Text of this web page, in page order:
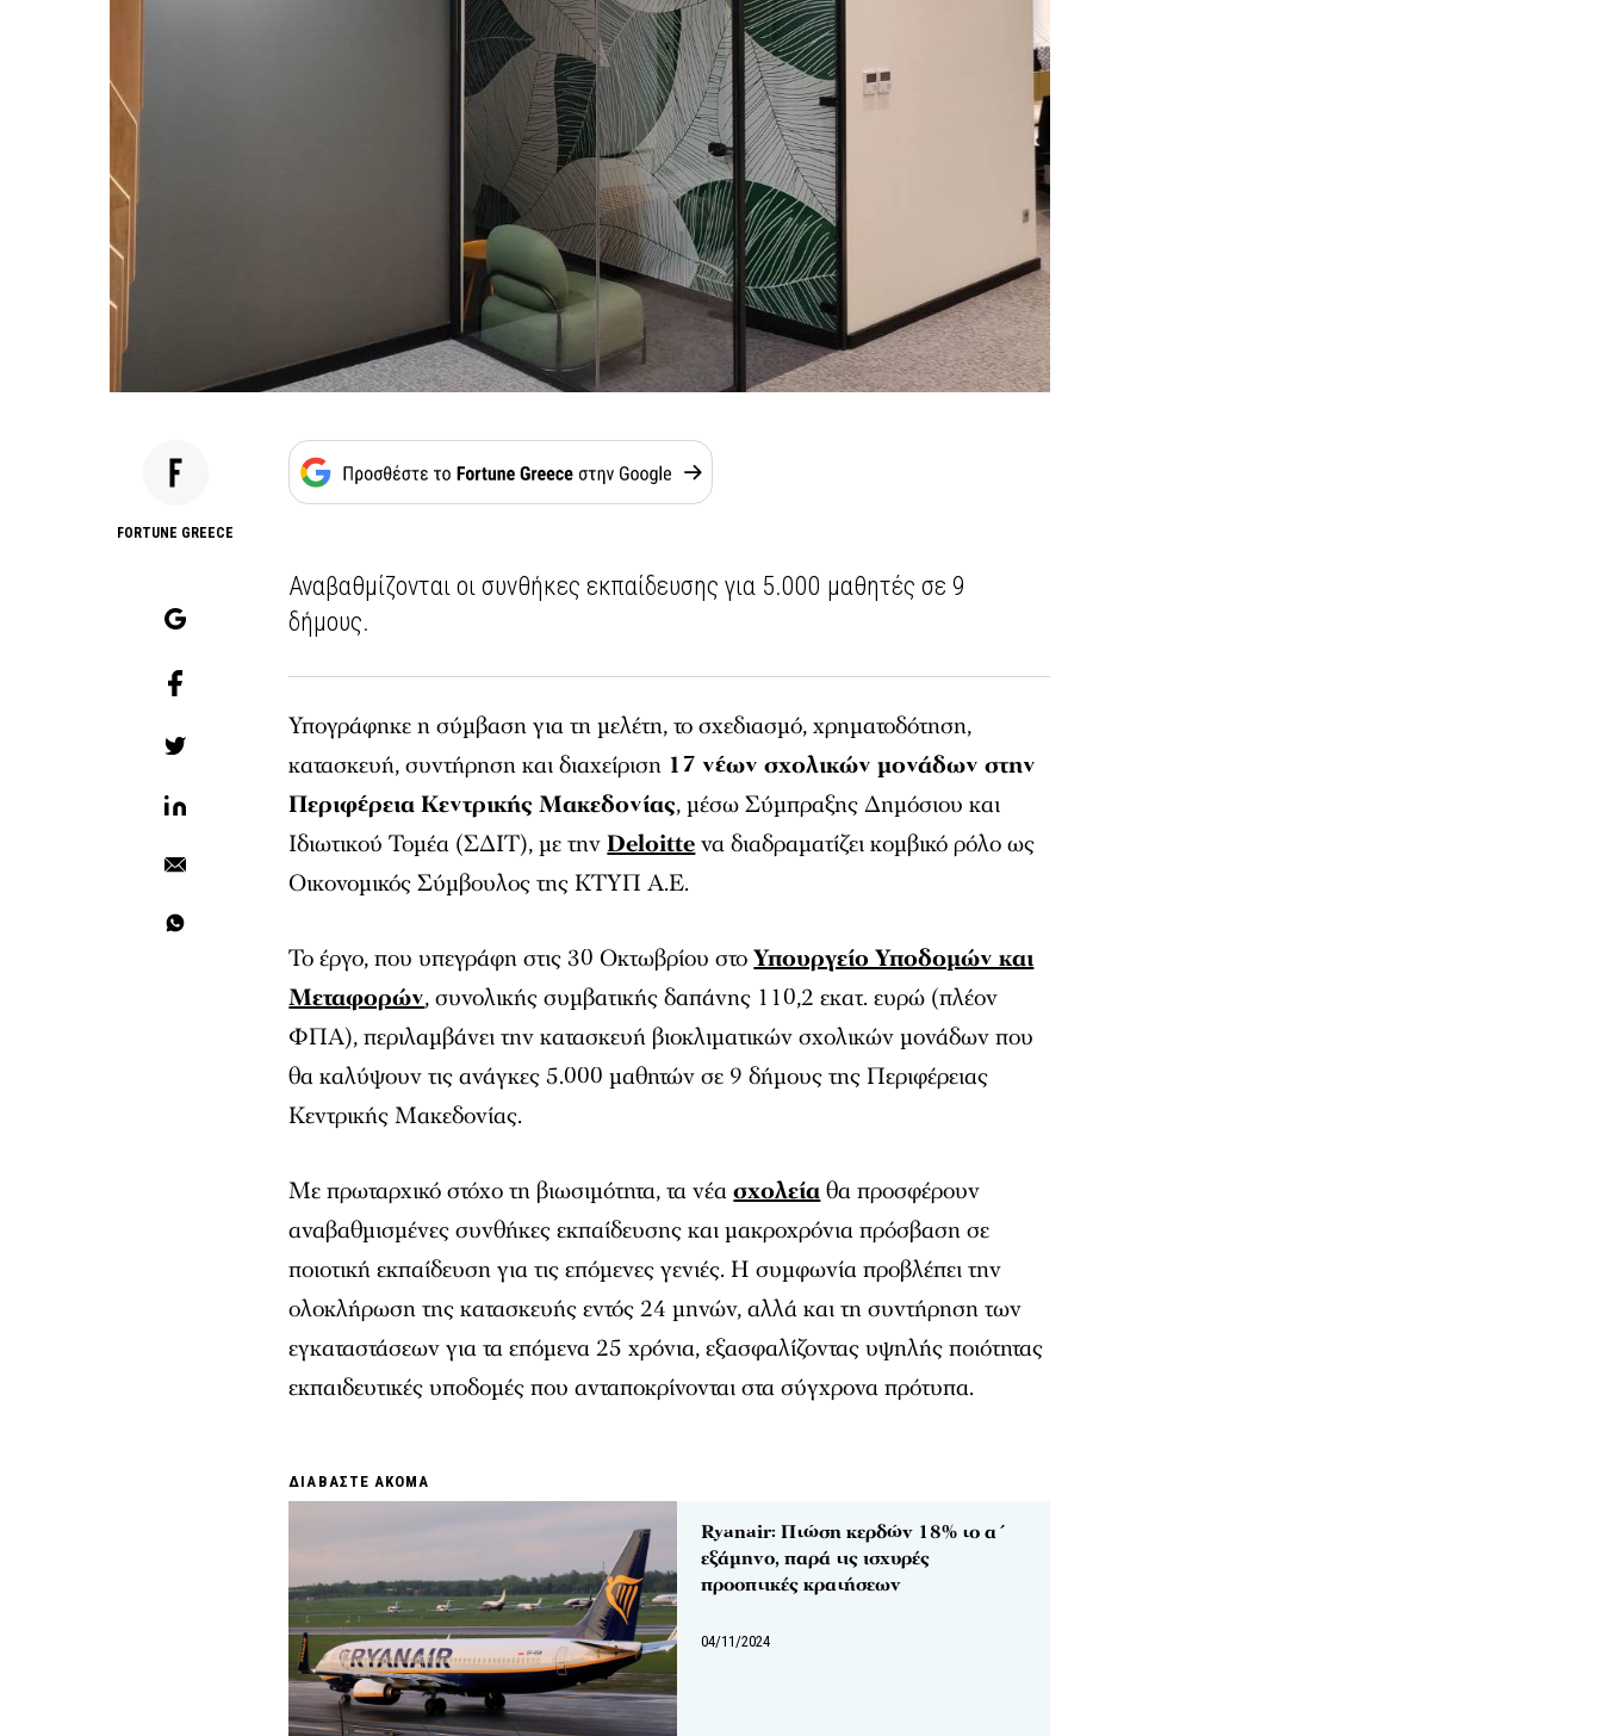
FORTUNE GREECE
Αναβαθμίζονται οι συνθήκες εκπαίδευσης για 5.000 μαθητές σε 9
δήμους.
Υπογράφηκε η σύμβαση για τη μελέτη, το σχεδιασμό, χρηματοδότηση,
κατασκευή, συντήρηση και διαχείριση 17 νέων σχολικών μονάδων στην
Περιφέρεια Κεντρικής Μακεδονίας, μέσω Σύμπραξης Δημόσιου και
Ιδιωτικού Τομέα (ΣΔΙΤ), με τηνDeloitteνα διαδραματίζει κομβικό ρόλο ως
Οικονομικός Σύμβουλος της ΚΤΥΠ Α.Ε.
Το έργο, που υπεγράφη στις 30 Οκτωβρίου στοΥπουργείο Υποδομών και
Μεταφορών, συνολικής συμβατικής δαπάνης 110,2 εκατ. ευρώ (πλέον
ΦΠΑ), περιλαμβάνει την κατασκευή βιοκλιματικών σχολικών μονάδων που
θα καλύψουν τις ανάγκες 5.000 μαθητών σε 9 δήμους της Περιφέρειας
Κεντρικής Μακεδονίας.
Με πρωταρχικό στόχο τη βιωσιμότητα, τα νέασχολείαθα προσφέρουν
αναβαθμισμένες συνθήκες εκπαίδευσης και μακροχρόνια πρόσβαση σε
ποιοτική εκπαίδευση για τις επόμενες γενιές. Η συμφωνία προβλέπει την
ολοκλήρωση της κατασκευής εντός 24 μηνών, αλλά και τη συντήρηση των
εγκαταστάσεων για τα επόμενα 25 χρόνια, εξασφαλίζοντας υψηλής ποιότητας
εκπαιδευτικές υποδομές που ανταποκρίνονται στα σύγχρονα πρότυπα.
ΔΙΑΒΑΣΤΕ ΑΚΟΜΑ
Ryanair: Πτώση κερδών 18% το α΄
εξάμηνο, παρά τις ισχυρές
προοπτικές κρατήσεων
04/11/2024